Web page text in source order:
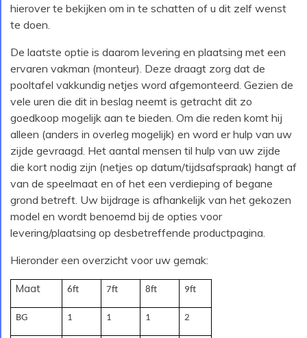
hierover te bekijken om in te schatten of u dit zelf wenst
te doen.
De laatste optie is daarom levering en plaatsing met een
ervaren vakman (monteur). Deze draagt zorg dat de
pooltafel vakkundig netjes word afgemonteerd. Gezien de
vele uren die dit in beslag neemt is getracht dit zo
goedkoop mogelijk aan te bieden. Om die reden komt hij
alleen (anders in overleg mogelijk) en word er hulp van uw
zijde gevraagd. Het aantal mensen til hulp van uw zijde
die kort nodig zijn (netjes op datum/tijdsafspraak) hangt af
van de speelmaat en of het een verdieping of begane
grond betreft. Uw bijdrage is afhankelijk van het gekozen
model en wordt benoemd bij de opties voor
levering/plaatsing op desbetreffende productpagina.
Hieronder een overzicht voor uw gemak:
Maat 6ft 7ft 8ft 9ft
BG 1 1 1 2